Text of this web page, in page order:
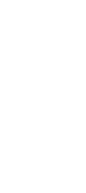
kamu pergi
Lalu ia
kecuali sebuah
(dibiarkannya),
mereka bertanya:
perbuatan yang
kami?
ada mendengar
berkata: "Jika
orang ramai
mereka bertanya: